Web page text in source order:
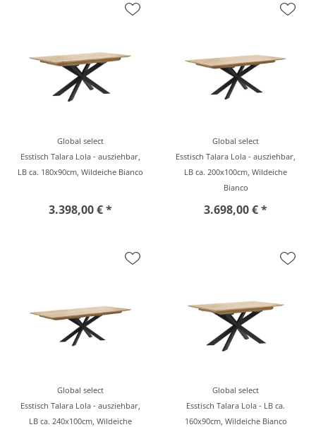
Global select
Esstisch Talara Lola - ausziehbar,
LB ca. 180x90cm, Wildeiche Bianco
3.398,00 € *
Global select
Esstisch Talara Lola - ausziehbar,
LB ca. 200x100cm, Wildeiche
Bianco
3.698,00 € *
Global select
Esstisch Talara Lola - ausziehbar,
LB ca. 240x100cm, Wildeiche
Global select
Esstisch Talara Lola - LB ca.
160x90cm, Wildeiche Bianco